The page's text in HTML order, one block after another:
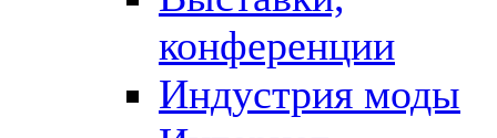
конференции
Индустрия моды